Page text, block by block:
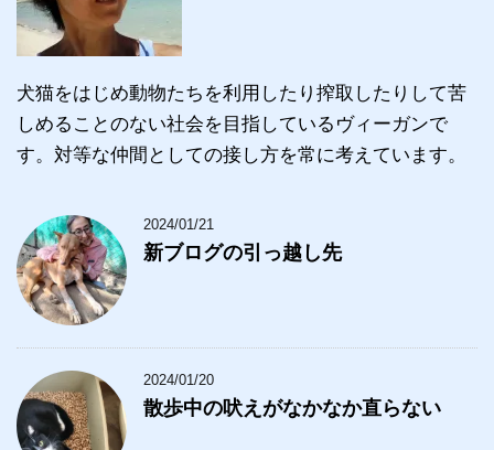
犬猫をはじめ動物たちを利用したり搾取したりして苦
しめることのない社会を目指しているヴィーガンで
す。対等な仲間としての接し方を常に考えています。
2024/01/21
新ブログの引っ越し先
2024/01/20
散歩中の吠えがなかなか直らない